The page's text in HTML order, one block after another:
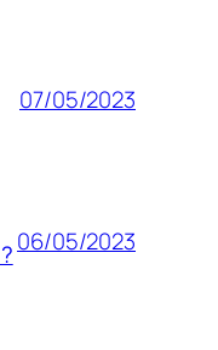
07/05/2023
06/05/2023